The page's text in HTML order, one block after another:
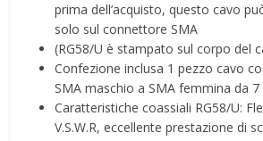
prima dell’acquisto, questo cavo
solo sul connettore SMA
(RG58/U è stampato sul corpo del
Confezione inclusa 1 pezzo cavo
SMA maschio a SMA femmina da 7
Caratteristiche coassiali RG58/U:
V.S.W.R, eccellente prestazione di